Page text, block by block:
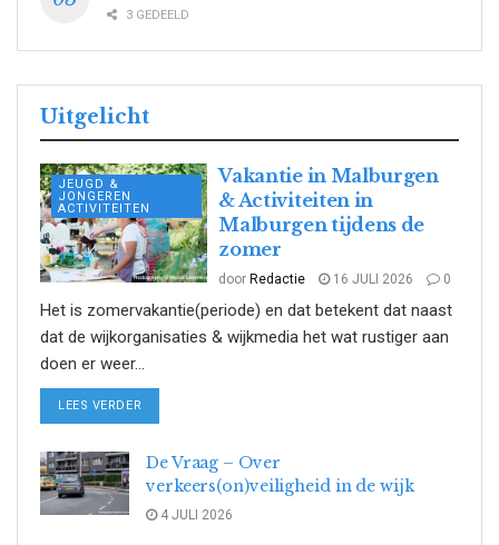
3 GEDEELD
Uitgelicht
JEUGD &
JONGEREN
ACTIVITEITEN
Vakantie in Malburgen
& Activiteiten in
Malburgen tijdens de
zomer
door Redactie 16 JULI 2026 0
Het is zomervakantie(periode) en dat betekent dat naast
dat de wijkorganisaties & wijkmedia het wat rustiger aan
doen er weer...
LEES VERDER
De Vraag – Over
verkeers(on)veiligheid in de wijk
4 JULI 2026